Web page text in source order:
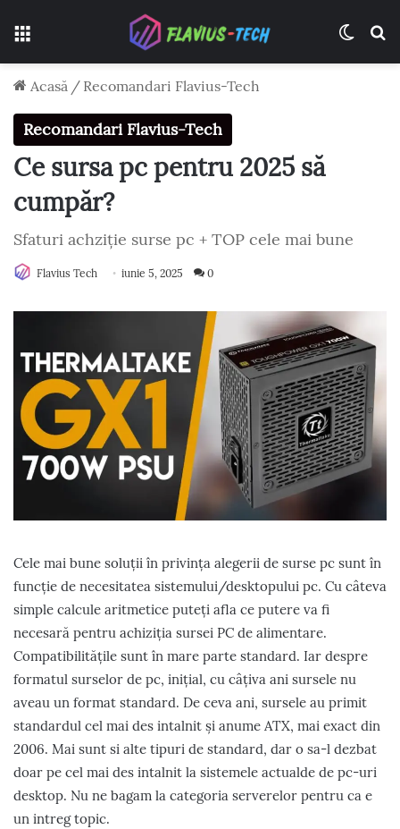
Acasă / Recomandari Flavius-Tech
Recomandari Flavius-Tech
Ce sursa pc pentru 2025 să
cumpăr?
Sfaturi achziție surse pc + TOP cele mai bune
Flavius Tech iunie 5, 2025 0
Cele mai bune soluții în privința alegerii de surse pc sunt în
funcție de necesitatea sistemului/desktopului pc. Cu câteva
simple calcule aritmetice puteți afla ce putere va fi
necesară pentru achiziția sursei PC de alimentare.
Compatibilitățile sunt în mare parte standard. Iar despre
formatul surselor de pc, inițial, cu câțiva ani sursele nu
aveau un format standard. De ceva ani, sursele au primit
standardul cel mai des intalnit și anume ATX, mai exact din
2006. Mai sunt si alte tipuri de standard, dar o sa-l dezbat
doar pe cel mai des intalnit la sistemele actualde de pc-uri
desktop. Nu ne bagam la categoria serverelor pentru ca e
un intreg topic.